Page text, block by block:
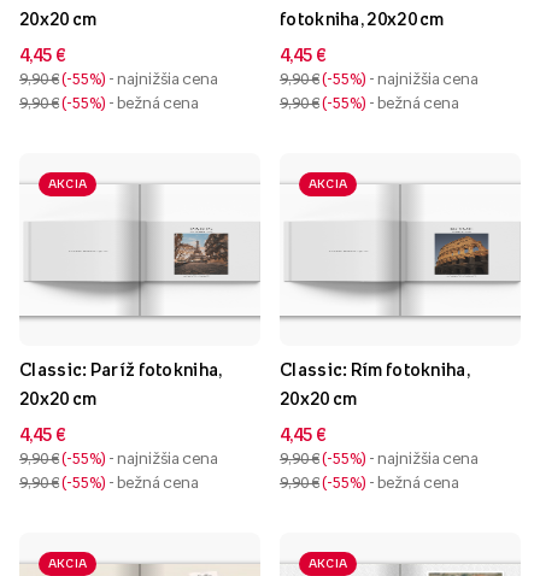
20x20 cm
4,45 €
9,90 € -55% - najnižšia cena
9,90 € -55% - bežná cena
fotokniha, 20x20 cm
4,45 €
9,90 € -55% - najnižšia cena
9,90 € -55% - bežná cena
AKCIA
Classic: Paríž fotokniha,
20x20 cm
4,45 €
9,90 € -55% - najnižšia cena
9,90 € -55% - bežná cena
AKCIA
Classic: Rím fotokniha,
20x20 cm
4,45 €
9,90 € -55% - najnižšia cena
9,90 € -55% - bežná cena
AKCIA AKCIA